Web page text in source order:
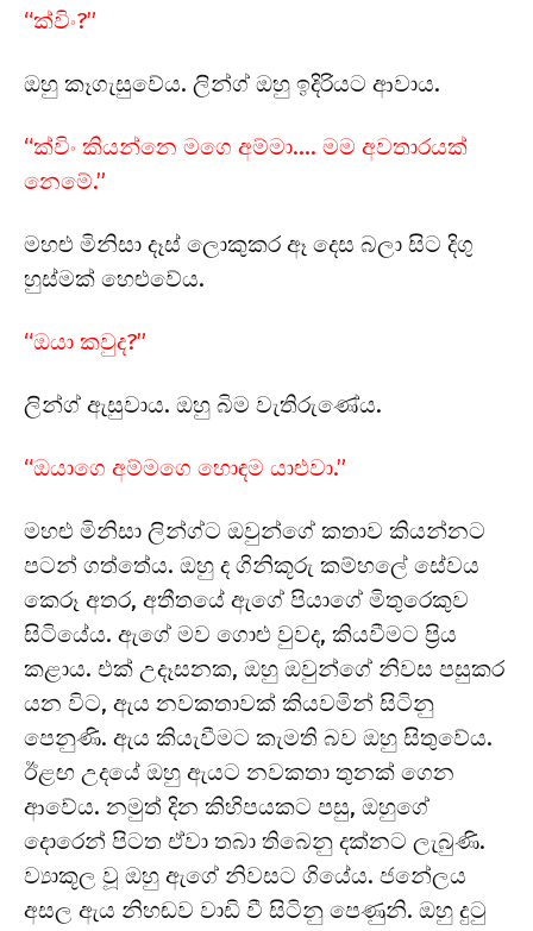
“ක්විං?”
ඔහු කෑගැසුවේය. ලින්ග් ඔහු ඉදිරියට ආවාය.
“ක්විං කියන්නෙ මගෙ අම්මා…. මම අවතාරයක්
නෙමේ.”
මහළු මිනිසා දෑස් ලොකුකර ඈ දෙස බලා සිට දිගු
හුස්මක් හෙළුවේය.
“ඔයා කවුද?”
ලින්ග් ඇසුවාය. ඔහු බිම වැතිරුණේය.
“ඔයාගෙ අම්මගෙ හොඳම යාළුවා.”
මහළු මිනිසා ලින්ග්ට ඔවුන්ගේ කතාව කියන්නට
පටන් ගත්තේය. ඔහු ද ගිනිකූරු කම්හලේ සේවය
කෙරූ අතර, අතීතයේ ඇගේ පියාගේ මිතුරෙකුව
සිටියේය. ඇගේ මව ගොළු වුවද, කියවීමට ප්‍රිය
කළාය. එක් උදෑසනක, ඔහු ඔවුන්ගේ නිවස පසුකර
යන විට, ඇය නවකතාවක් කියවමින් සිටිනු
පෙනුණි. ඇය කියැවීමට කැමති බව ඔහු සිතුවේය.
ඊළඟ උදයේ ඔහු ඇයට නවකතා තුනක් ගෙන
ආවේය. නමුත් දින කිහිපයකට පසු, ඔහුගේ
දොරෙන් පිටත ඒවා තබා තිබෙනු දක්නට ලැබුණි.
ව්‍යාකූල වූ ඔහු ඇගේ නිවසට ගියේය. ජනේලය
අසල ඇය නිහඬව වාඩි වී සිටිනු පෙණුනි. ඔහු දුටු